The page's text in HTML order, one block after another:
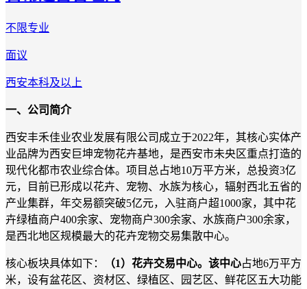
不限专业
面议
西安本科及以上
一、公司简介
西安丰禾佳业农业发展有限公司成立于2022年，其核心实体产
业品牌为西安巨坤宠物花卉基地，是西安市未央区重点打造的
现代化都市农业综合体。项目总占地10万平方米，总投资3亿
元，目前已形成以花卉、宠物、水族为核心，辐射西北五省的
产业集群，年交易额突破5亿元，入驻商户超1000家，其中花
卉绿植商户400余家、宠物商户300余家、水族商户300余家，
是西北地区规模最大的花卉宠物交易集散中心。
核心板块具体如下： （1）花卉交易中心。 该中心占地6万平方
米，设有盆花区、资材区、绿植区、园艺区、鲜花区五大功能